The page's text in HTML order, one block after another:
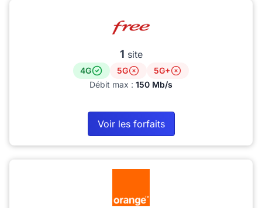
1 site
4G 5G
5G+
Débit max : 150 Mb/s
Voir les forfaits